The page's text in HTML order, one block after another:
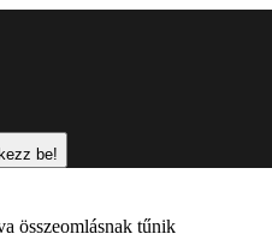
be!
összeomlásnak tűnik